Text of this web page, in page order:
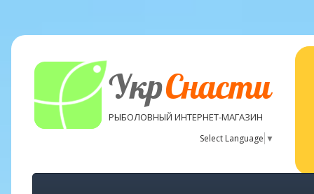
УкрСнасти
РЫБОЛОВНЫЙ ИНТЕРНЕТ-МАГАЗИН
Select Language ▼